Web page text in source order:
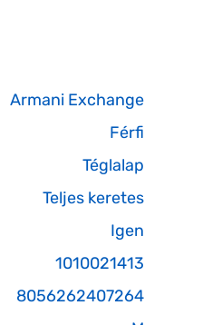
Armani Exchange
Férfi
Téglalap
Teljes keretes
Igen
1010021413
8056262407264